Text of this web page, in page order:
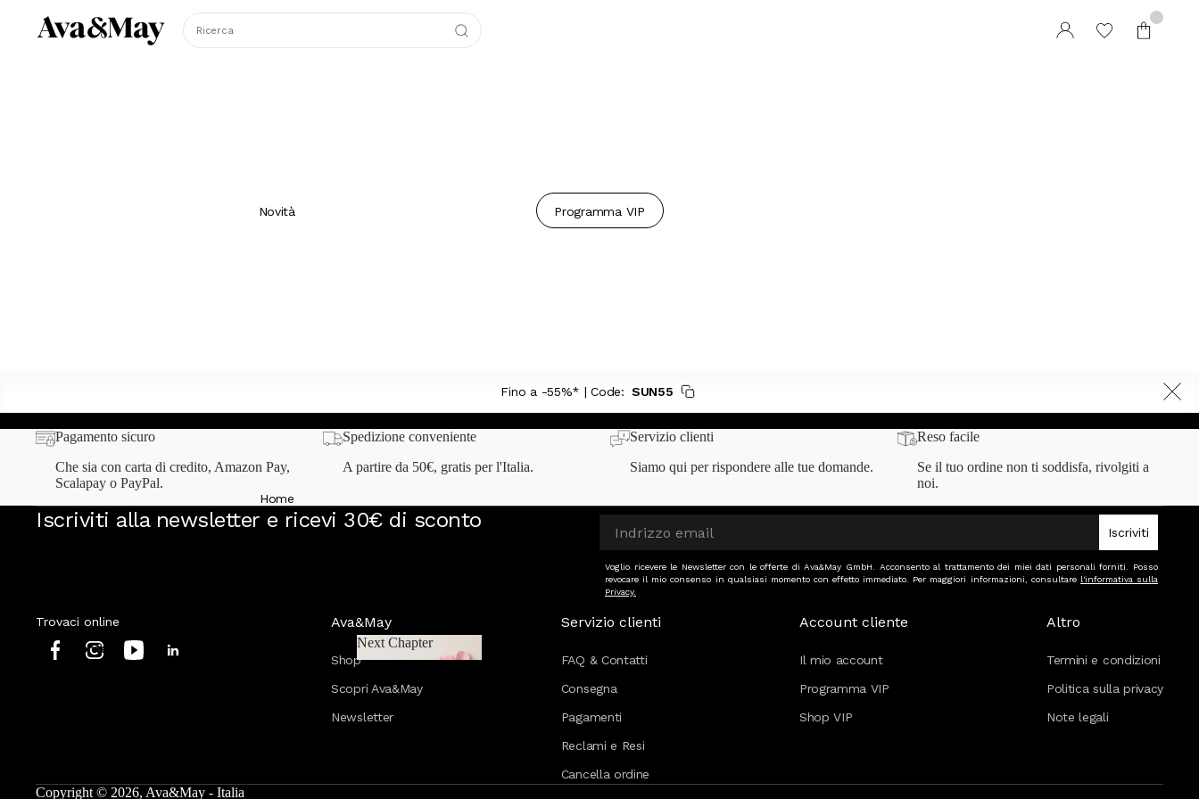
Ricerca
Novità
Home
Home
Next Chapter
Programma VIP
Fino a -55%* | Code: SUN55
Pagamento sicuro
Che sia con carta di credito, Amazon Pay,
Scalapay o PayPal.
Spedizione conveniente
A partire da 50€, gratis per l'Italia.
Servizio clienti
Siamo qui per rispondere alle tue domande.
Reso facile
Se il tuo ordine non ti soddisfa, rivolgiti a
noi.
Iscriviti alla newsletter e ricevi 30€ di sconto Iscriviti
Voglio ricevere le Newsletter con le offerte di Ava&May GmbH. Acconsento al trattamento dei miei dati personali forniti. Posso
revocare il mio consenso in qualsiasi momento con effetto immediato. Per maggiori informazioni, consultare l'informativa sulla
Privacy.
Trovaci online Ava&May
Shop
Scopri Ava&May
Newsletter
Servizio clienti
FAQ & Contatti
Consegna
Pagamenti
Reclami e Resi
Cancella ordine
Account cliente
Il mio account
Programma VIP
Shop VIP
Altro
Termini e condizioni
Politica sulla privacy
Note legali
Copyright © 2026, Ava&May - Italia